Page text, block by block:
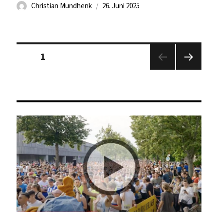
Autor
Christian Mundhenk
Veröffentlicht
26. Juni 2025
Seitennummerierung
1